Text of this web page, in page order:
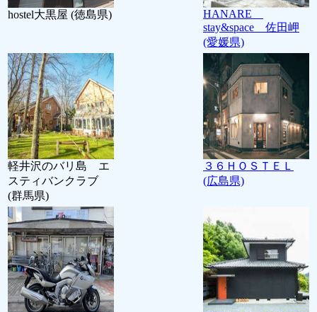
hostel大黒屋 (徳島県)
HANARE
stay&space 佐田岬
(愛媛県)
軽井沢のバリ島 エ
スティバンクラブ
(群馬県)
３６ＨＯＳＴＥＬ
(広島県)